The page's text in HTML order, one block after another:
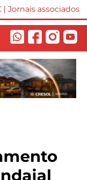
| Jornais associados